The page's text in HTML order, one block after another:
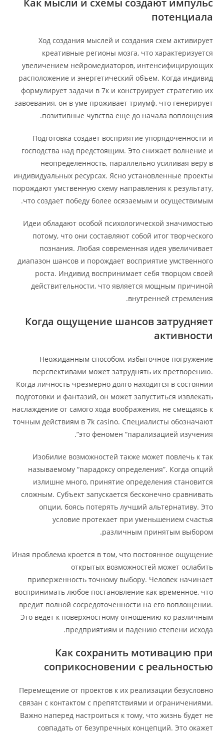
Как мысли и схемы создают импульс
потенциала
Ход создания мыслей и создания схем активирует
креативные регионы мозга, что характеризуется
увеличением нейромедиаторов, интенсифицирующих
расположение и энергетический объем. Когда индивид
формулирует задачи в 7к и конструирует стратегию их
завоевания, он в уме проживает триумф, что генерирует
позитивные чувства еще до начала воплощения.
Подготовка создает восприятие упорядоченности и
господства над предстоящим. Это снижает волнение и
неопределенность, параллельно усиливая веру в
индивидуальных ресурсах. Ясно установленные проекты
порождают умственную схему направления к результату,
что создает победу более осязаемым и осуществимым.
Идеи обладают особой психологической значимостью
потому, что они составляют собой итог творческого
познания. Любая современная идея увеличивает
диапазон шансов и порождает восприятие умственного
роста. Индивид воспринимает себя творцом своей
действительности, что является мощным причиной
внутренней стремления.
Когда ощущение шансов затрудняет
активности
Неожиданным способом, избыточное погружение
перспективами может затруднять их претворению.
Когда личность чрезмерно долго находится в состоянии
подготовки и фантазий, он может запуститься извлекать
наслаждение от самого хода воображения, не смещаясь к
точным действиям в 7k casino. Специалисты обозначают
это феномен “парализацией изучения”.
Изобилие возможностей также может повлечь к так
называемому “парадоксу определения”. Когда опций
излишне много, принятие определения становится
сложным. Субъект запускается бесконечно сравнивать
опции, боясь потерять лучший альтернативу. Это
условие протекает при уменьшением счастья
различным принятым выбором.
Иная проблема кроется в том, что постоянное ощущение
открытых возможностей может ослабить
приверженность точному выбору. Человек начинает
воспринимать любое постановление как временное, что
вредит полной сосредоточенности на его воплощении.
Это ведет к поверхностному отношению ко различным
предприятиям и падению степени исхода.
Как сохранить мотивацию при
соприкосновении с реальностью
Перемещение от проектов к их реализации безусловно
связан с контактом с препятствиями и ограничениями.
Важно наперед настроиться к тому, что жизнь будет не
совпадать от безупречных концепций. Это окажет